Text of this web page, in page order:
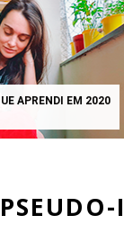
APRENDI EM 2020